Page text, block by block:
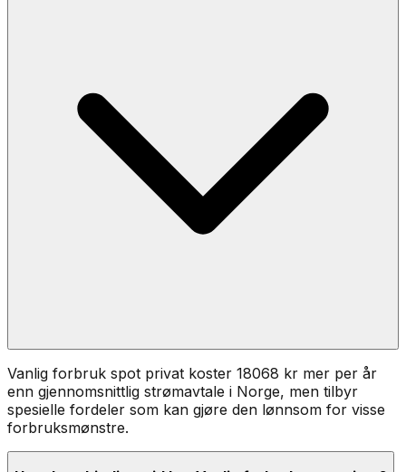
Vanlig forbruk spot privat koster 18068 kr mer per år
enn gjennomsnittlig strømavtale i Norge, men tilbyr
spesielle fordeler som kan gjøre den lønnsom for visse
forbruksmønstre.